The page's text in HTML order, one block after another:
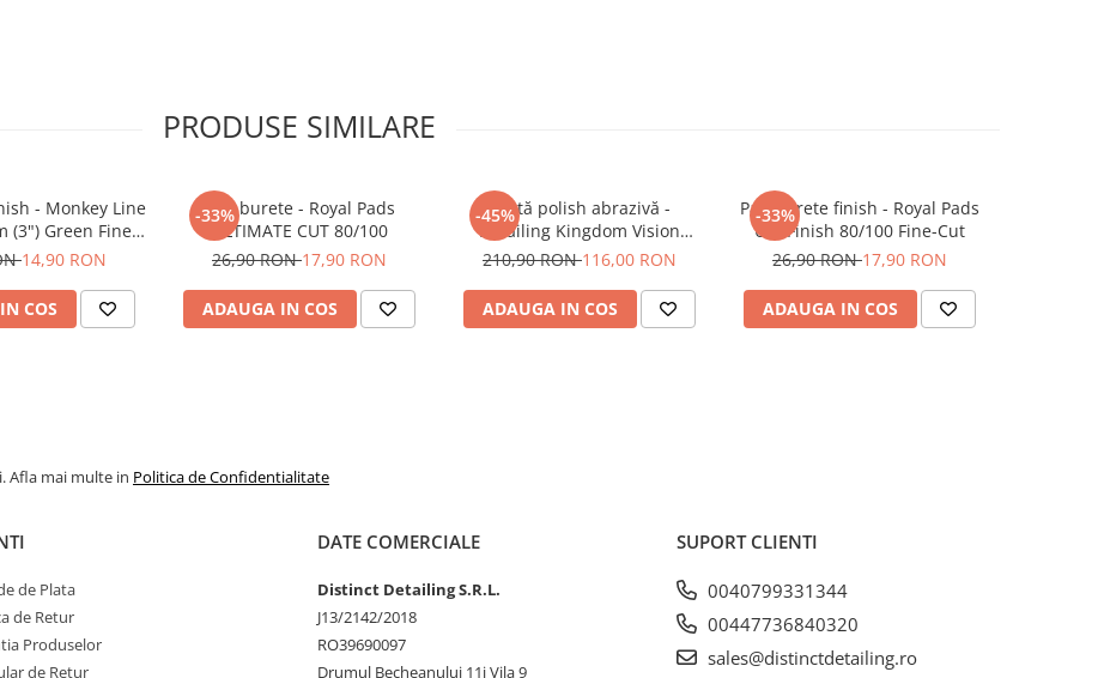
PRODUSE SIMILARE
- Monkey Line
(3") Green Fine-
Pad
14,90 RON
COS
-33%
Pad burete - Royal Pads
ULTIMATE CUT 80/100
26,90 RON17,90 RON
ADAUGA IN COS
-45%
Pastă polish abrazivă -
Detailing Kingdom Vision
(500ml)
210,90 RON116,00 RON
ADAUGA IN COS
-33%
Pad burete finish - Royal Pads
Uni Finish 80/100 Fine-Cut
26,90 RON17,90 RON
ADAUGA IN COS
Afla mai multe in Politica de Confidentialitate
de Plata
de Retur
Produselor
de Retur
DATE COMERCIALE
Distinct Detailing S.R.L.
J13/2142/2018
RO39690097
Drumul Becheanului 11j Vila 9
SUPORT CLIENTI
0040799331344
00447736840320
sales@distinctdetailing.ro